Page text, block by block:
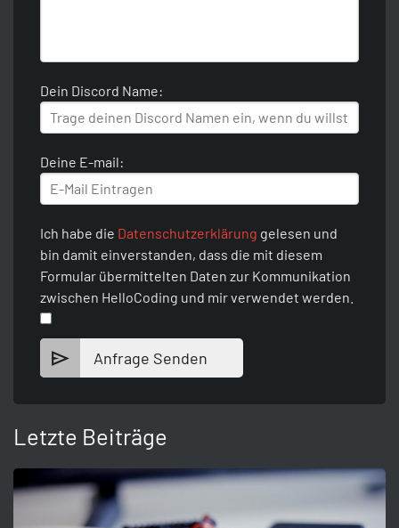
Dein Discord Name:
Deine E-mail:
Ich habe die Datenschutzerklärung gelesen und
bin damit einverstanden, dass die mit diesem
Formular übermittelten Daten zur Kommunikation
zwischen HelloCoding und mir verwendet werden.
Anfrage Senden
Letzte Beiträge